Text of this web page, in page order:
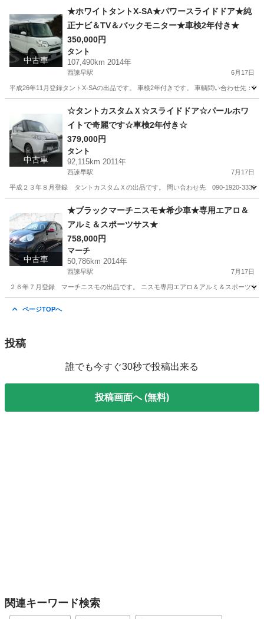
西諫早駅
中古車
★ホワイトタントX-SA★パワースライドドア★純
正ナビ＆TV＆バックモニター★車検2年付き★
350,000円
タント
107,490km 2014年
西諫早駅 6月17日
平成26年11月登録タントX-SAの出品です。 車検2年付きです。 車輌問い合わせ先：
西諫早駅 タント スライドドア
中古車
☆タントカスタムＸ☆スライドドア☆パールホワ
イトで奇麗です☆車検2年付き☆
379,000円
タント
92,115km 2011年
西諫早駅 7月17日
平成２３年８月登録 タントカスタムＸの出品です。 問い合わせ先 090-1920-3333
西諫早駅 タント タントカスタム
中古車
★ブラックマーチニスモ★希少車★専用エアロ＆
アルミ＆スポーツサス★
758,000円
マーチ
50,786km 2014年
西諫早駅 7月17日
２６年７月登録 マーチニスモの出品です。 ニスモ専用エアロ＆アルミ＆スポー
ページTOPへ
投稿
誰でも今すぐ30秒で投稿出来る
投稿画面へ (無料)
関連キーワード検索